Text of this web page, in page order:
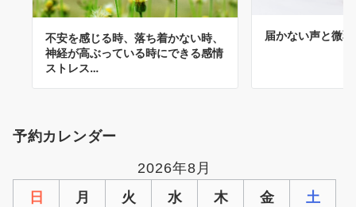
不安を感じる時、落ち着かない時、
神経が高ぶっている時にできる感情
ストレス…
届かない声と微
予約カレンダー
2026年8月
日
月 火 水 木 金 土